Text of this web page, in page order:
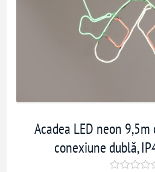
Acadea LED neon
conexiune dublă,